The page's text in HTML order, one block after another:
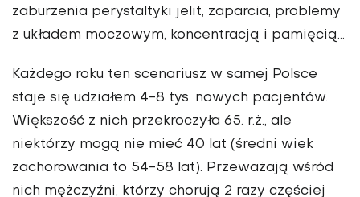
zaburzenia perystaltyki jelit, zaparcia, problemy
z układem moczowym, koncentracją i pamięcią...
Każdego roku ten scenariusz w samej Polsce
staje się udziałem 4-8 tys. nowych pacjentów.
Większość z nich przekroczyła 65. r.ż., ale
niektórzy mogą nie mieć 40 lat (średni wiek
zachorowania to 54-58 lat). Przeważają wśród
nich mężczyźni, którzy chorują 2 razy częściej